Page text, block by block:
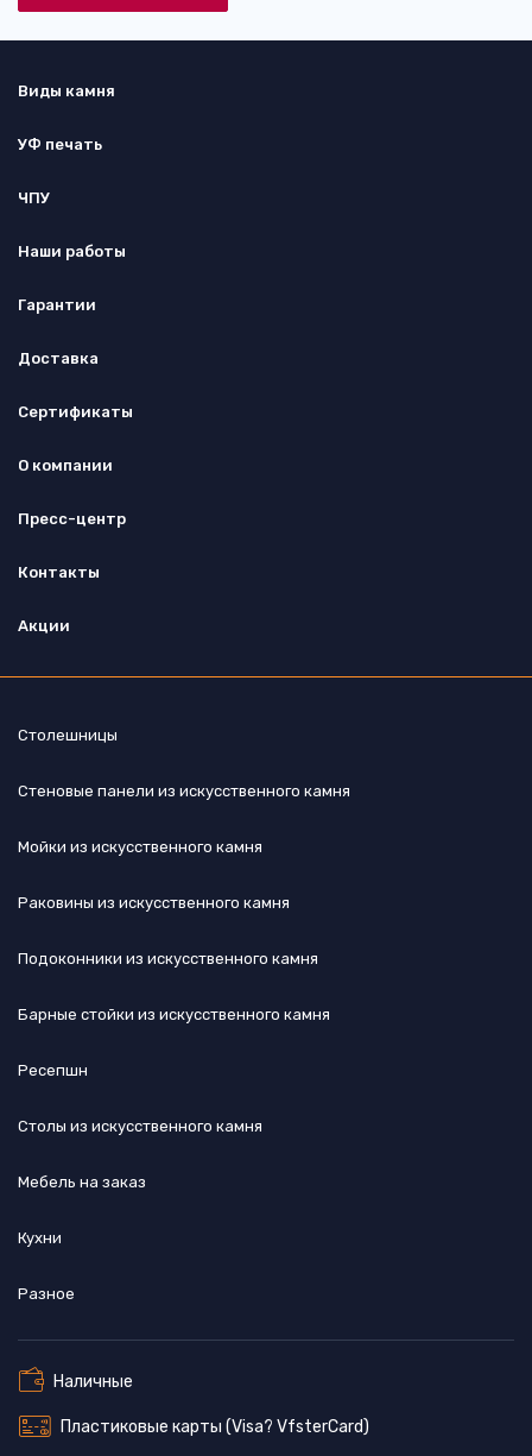
Виды камня
УФ печать
ЧПУ
Наши работы
Гарантии
Доставка
Сертификаты
О компании
Пресс-центр
Контакты
Акции
Столешницы
Стеновые панели из искусственного камня
Мойки из искусственного камня
Раковины из искусственного камня
Подоконники из искусственного камня
Барные стойки из искусственного камня
Ресепшн
Cтолы из искусственного камня
Мебель на заказ
Кухни
Разное
Наличные
Пластиковые карты (Visa? VfsterCard)